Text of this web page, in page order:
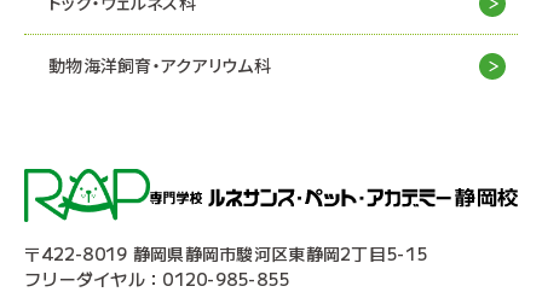
動物海洋飼育・アクアリウム科
〒422-8019 静岡県静岡市駿河区東静岡2丁目5-15
フリーダイヤル：0120-985-855